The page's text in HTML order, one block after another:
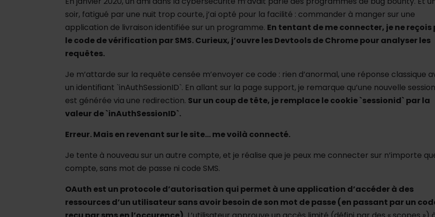
soir, fatigué par une nuit trop courte, j’ai opté pour la facilité : commander à manger sur une
application de livraison identifiée sur un programme. En tentant de me connecter, je ne reçois
le code de vérification par SMS. Curieux, j’ouvre les Devtools de Chrome pour analyser les
requêtes.
Je m’attarde sur la requête censée m’envoyer ce code : rien d’anormal, une réponse classique
un identifiant `inAuthSessionID`. En allant sur la page support, je remarque qu’une nouvelle session
est générée via une redirection. Sur un coup de tête, je remplace le cookie `sessionid` par la
valeur de `inAuthSessionID`.
Erreur. Mais en revenant sur le site… me voilà connecté.
Je tente à nouveau sur un autre compte, et je réalise que je peux me connecter sur n’importe
compte, sans mot de passe ni code SMS.
OAuth est un protocole d’autorisation qui permet à une application d’accéder à des
ressources d’un utilisateur sans avoir besoin de son mot de passe (en passant par un